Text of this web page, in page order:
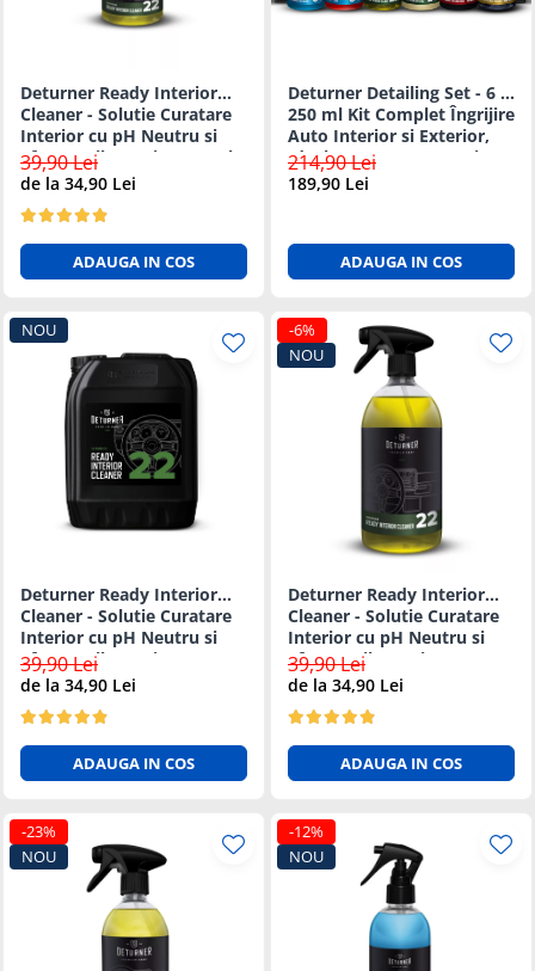
Organizatoare auto
Suporturi bauturi
Tratament Hidrofob
Deturner Ready Interior
Cleaner - Solutie Curatare
Interior cu pH Neutru si
Efect Antibacterian 250ml
39,90 Lei
de la 34,90 Lei
ADAUGA IN COS
Deturner Detailing Set - 6 ×
250 ml Kit Complet Îngrijire
Auto Interior si Exterior,
Ideal pentru Incepatori sau
Cadou
214,90 Lei
189,90 Lei
ADAUGA IN COS
NOU
Deturner Ready Interior
Cleaner - Solutie Curatare
Interior cu pH Neutru si
39,90 Lei
de la 34,90 Lei
ADAUGA IN COS
-6%
NOU
Deturner Ready Interior
Cleaner - Solutie Curatare
Interior cu pH Neutru si
Efect Antibacterian - 1L
39,90 Lei
de la 34,90 Lei
ADAUGA IN COS
-23%
NOU
-12%
NOU